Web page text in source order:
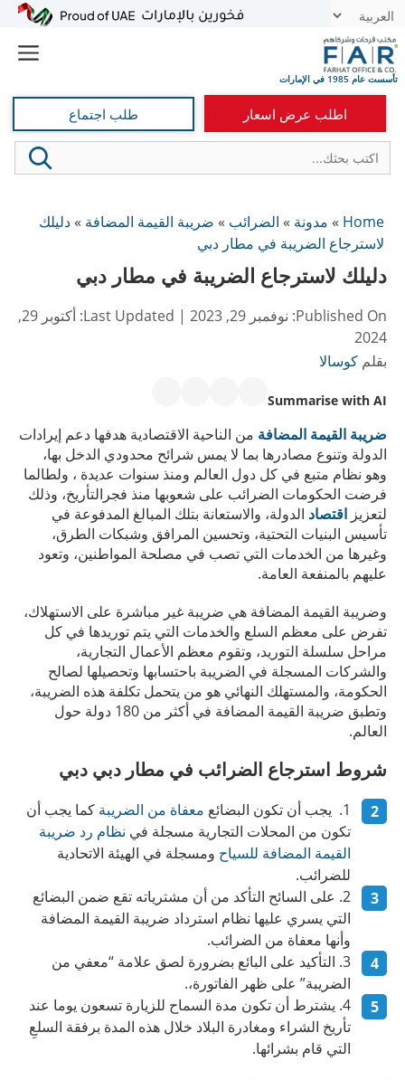
انتقل
المحتوى
اطلب عرض اسعار طلب اجتماع
Home
» مدونة » الضرائب » ضريبة القيمة المضافة » دليلك
لاسترجاع الضريبة في مطار دبي
دليلك لاسترجاع الضريبة في مطار دبي
Published On: نوفمبر 29, 2023 | Last Updated:
أكتوبر 29,
2024
بقلم كوسالا
Summarise with AI
ضريبة القيمة المضافة من الناحية الاقتصادية هدفها دعم إيرادات
الدولة وتنوع مصادرها بما لا يمس شرائح محدودي الدخل بها،
وهو نظام متبع في كل دول العالم ومنذ سنوات عديدة ، ولطالما
فرضت الحكومات الضرائب على شعوبها منذ فجرالتأريخ، وذلك
لتعزيز اقتصاد الدولة، والاستعانة بتلك المبالغ المدفوعة في
تأسيس البنيات التحتية، وتحسين المرافق وشبكات الطرق،
وغيرها من الخدمات التي تصب في مصلحة المواطنين، وتعود
عليهم بالمنفعة العامة.
وضريبة القيمة المضافة هي ضريبة غير مباشرة على الاستهلاك،
تفرض على معظم السلع والخدمات التي يتم توريدها في كل
مراحل سلسلة التوريد، وتقوم معظم الأعمال التجارية،
والشركات المسجلة في الضريبة باحتسابها وتحصيلها لصالح
الحكومة، والمستهلك النهائي هو من يتحمل تكلفة هذه الضريبة،
وتطبق ضريبة القيمة المضافة في أكثر من 180 دولة حول
العالم.
شروط استرجاع الضرائب في مطار دبي دبي
يجب أن تكون البضائع معفاة من الضريبة كما يجب أن
تكون من المحلات التجارية مسجلة في نظام رد ضريبة
القيمة المضافة للسياح ومسجلة في الهيئة الاتحادية
للضرائب.
على السائح التأكد من أن مشترياته تقع ضمن البضائع
التي يسري عليها نظام استرداد ضريبة القيمة المضافة
وأنها معفاة من الضرائب.
التأكيد على البائع بضرورة لصق علامة “معفي من
الضريبة” على ظهر الفاتورة،.
يشترط أن تكون مدة السماح للزيارة تسعون يوما عند
تأريخ الشراء ومغادرة البلاد خلال هذه المدة برفقة السلعِ
التي قام بشرائها.